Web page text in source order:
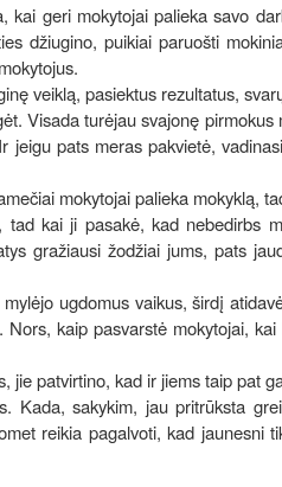
kai geri mokytojai palieka savo
džiugino, puikiai paruošti
veiklą, pasiektus rezultatus,
Visada turėjau svajonę
pats meras pakvietė,
mokytojai palieka mokyklą,
kai ji pasakė, kad nebedirbs
gražiausi žodžiai jums, pats
ugdomus vaikus, širdį
kaip pasvarstė mokytojai,
jie patvirtino, kad ir jiems taip pat
Kada, sakykim, jau pritrūksta
reikia pagalvoti, kad jaunesni